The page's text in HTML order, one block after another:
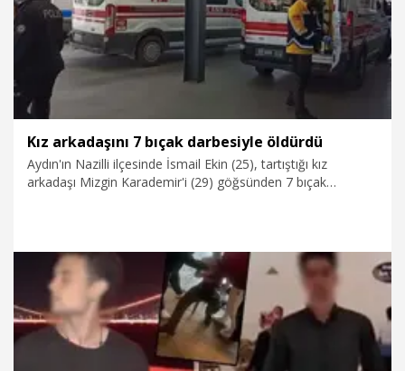
Kız arkadaşını 7 bıçak darbesiyle öldürdü
Aydın'ın Nazilli ilçesinde İsmail Ekin (25), tartıştığı kız
arkadaşı Mizgin Karademir'i (29) göğsünden 7 bıçak
2.03.2026 Gündem